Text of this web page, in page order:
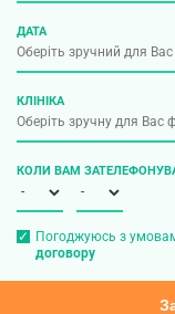
ДАТА
КЛІНІКА
КОЛИ ВАМ
Погоджуюсь з
договору